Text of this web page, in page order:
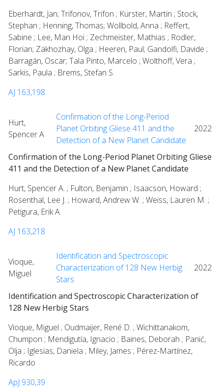
Eberhardt, Jan; Trifonov, Trifon ; Kürster, Martin ; Stock,
Stephan ; Henning, Thomas; Wollbold, Anna ; Reffert,
Sabine ; Lee, Man Hoi ; Zechmeister, Mathias ; Rodler,
Florian; Zakhozhay, Olga ; Heeren, Paul; Gandolfi, Davide ;
Barragán, Oscar; Tala Pinto, Marcelo ; Wolthoff, Vera ;
Sarkis, Paula ; Brems, Stefan S.
AJ 163,198
Hurt,
Spencer A
Confirmation of the Long-Period
Planet Orbiting Gliese 411 and the
Detection of a New Planet Candidate
2022
Confirmation of the Long-Period Planet Orbiting Gliese
411 and the Detection of a New Planet Candidate
Hurt, Spencer A. ; Fulton, Benjamin ; Isaacson, Howard ;
Rosenthal, Lee J. ; Howard, Andrew W. ; Weiss, Lauren M. ;
Petigura, Erik A.
AJ 163,218
Vioque,
Miguel
Identification and Spectroscopic
Characterization of 128 New Herbig
Stars
2022
Identification and Spectroscopic Characterization of
128 New Herbig Stars
Vioque, Miguel ; Oudmaijer, René D. ; Wichittanakom,
Chumpon ; Mendigutía, Ignacio ; Baines, Deborah ; Panić,
Olja ; Iglesias, Daniela ; Miley, James ; Pérez-Martínez,
Ricardo
ApJ 930,39